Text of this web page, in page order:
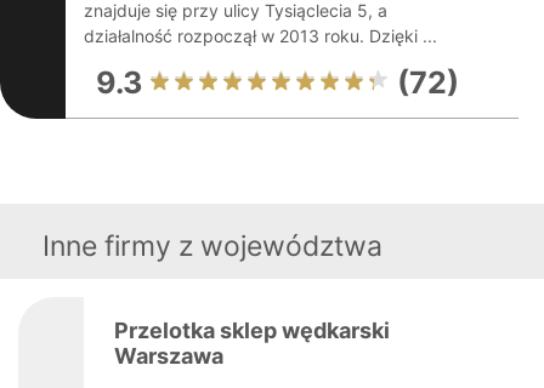
znajduje się przy ulicy Tysiąclecia 5, a
działalność rozpoczął w 2013 roku. Dzięki ...
9.3 (72)
Inne firmy z województwa
Przelotka sklep wędkarski
Warszawa